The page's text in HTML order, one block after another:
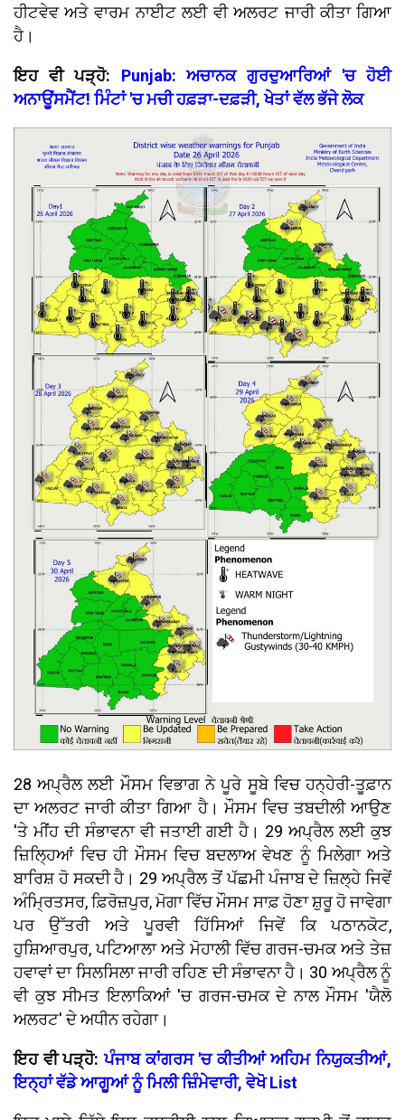
ਹੀਟਵੇਵ ਅਤੇ ਵਾਰਮ ਨਾਈਟ ਲਈ ਵੀ ਅਲਰਟ ਜਾਰੀ ਕੀਤਾ ਗਿਆ
ਹੈ।
ਇਹ ਵੀ ਪੜ੍ਹੋ: Punjab: ਅਚਾਨਕ ਗੁਰਦੁਆਰਿਆਂ 'ਚ ਹੋਈ
ਅਨਾਊਂਸਮੈਂਟ! ਮਿੰਟਾਂ 'ਚ ਮਚੀ ਹਫ਼ੜਾ-ਦਫ਼ੜੀ, ਖੇਤਾਂ ਵੱਲ ਭੱਜੇ ਲੋਕ
28 ਅਪ੍ਰੈਲ ਲਈ ਮੌਸਮ ਵਿਭਾਗ ਨੇ ਪੂਰੇ ਸੂਬੇ ਵਿਚ ਹਨ੍ਹੇਰੀ-ਤੂਫ਼ਾਨ
ਦਾ ਅਲਰਟ ਜਾਰੀ ਕੀਤਾ ਗਿਆ ਹੈ। ਮੌਸਮ ਵਿਚ ਤਬਦੀਲੀ ਆਉਣ
'ਤੇ ਮੀਂਹ ਦੀ ਸੰਭਾਵਨਾ ਵੀ ਜਤਾਈ ਗਈ ਹੈ। 29 ਅਪ੍ਰੈਲ ਲਈ ਕੁਝ
ਜ਼ਿਲ੍ਹਿਆਂ ਵਿਚ ਹੀ ਮੌਸਮ ਵਿਚ ਬਦਲਾਅ ਵੇਖਣ ਨੂੰ ਮਿਲੇਗਾ ਅਤੇ
ਬਾਰਿਸ਼ ਹੋ ਸਕਦੀ ਹੈ। 29 ਅਪ੍ਰੈਲ ਤੋਂ ਪੱਛਮੀ ਪੰਜਾਬ ਦੇ ਜ਼ਿਲ੍ਹੇ ਜਿਵੇਂ
ਅੰਮ੍ਰਿਤਸਰ, ਫ਼ਿਰੋਜ਼ਪੁਰ, ਮੋਗਾ ਵਿੱਚ ਮੌਸਮ ਸਾਫ਼ ਹੋਣਾ ਸ਼ੁਰੂ ਹੋ ਜਾਵੇਗਾ
ਪਰ ਉੱਤਰੀ ਅਤੇ ਪੂਰਵੀ ਹਿੱਸਿਆਂ ਜਿਵੇਂ ਕਿ ਪਠਾਨਕੋਟ,
ਹੁਸ਼ਿਆਰਪੁਰ, ਪਟਿਆਲਾ ਅਤੇ ਮੋਹਾਲੀ ਵਿੱਚ ਗਰਜ-ਚਮਕ ਅਤੇ ਤੇਜ਼
ਹਵਾਵਾਂ ਦਾ ਸਿਲਸਿਲਾ ਜਾਰੀ ਰਹਿਣ ਦੀ ਸੰਭਾਵਨਾ ਹੈ। 30 ਅਪ੍ਰੈਲ ਨੂੰ
ਵੀ ਕੁਝ ਸੀਮਤ ਇਲਾਕਿਆਂ 'ਚ ਗਰਜ-ਚਮਕ ਦੇ ਨਾਲ ਮੌਸਮ 'ਯੈਲੋ
ਅਲਰਟ' ਦੇ ਅਧੀਨ ਰਹੇਗਾ।
ਇਹ ਵੀ ਪੜ੍ਹੋ:ਪੰਜਾਬ ਕਾਂਗਰਸ 'ਚ ਕੀਤੀਆਂ ਅਹਿਮ ਨਿਯੁਕਤੀਆਂ,
ਇਨ੍ਹਾਂ ਵੱਡੇ ਆਗੂਆਂ ਨੂੰ ਮਿਲੀ ਜ਼ਿੰਮੇਵਾਰੀ, ਵੇਖੋ List